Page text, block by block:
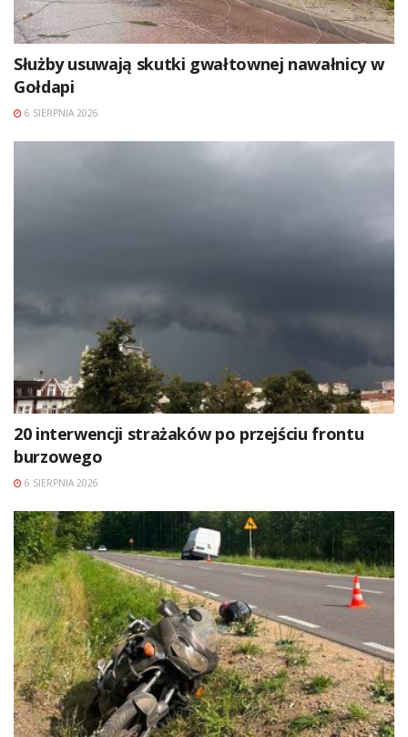
Służby usuwają skutki gwałtownej nawałnicy w
Gołdapi
6 SIERPNIA 2026
20 interwencji strażaków po przejściu frontu
burzowego
6 SIERPNIA 2026